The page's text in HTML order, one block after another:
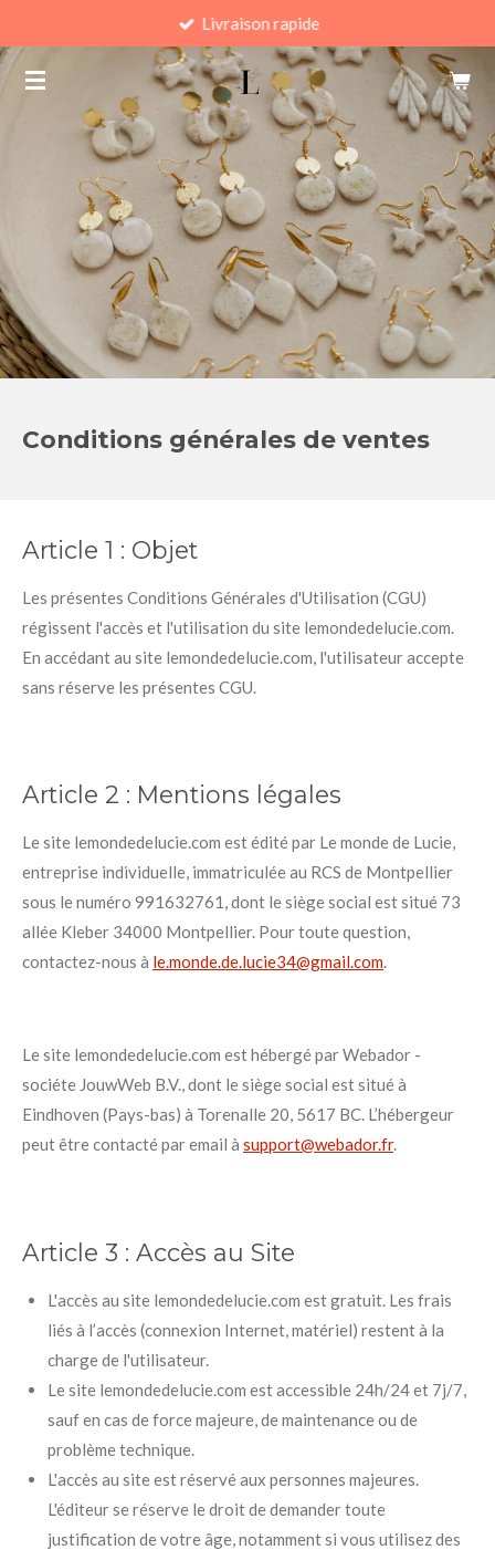
au
contenu
Livraison rapide
Conditions générales de ventes
Article 1 : Objet
Les présentes Conditions Générales d'Utilisation (CGU)
régissent l'accès et l'utilisation du site lemondedelucie.com.
En accédant au site lemondedelucie.com, l'utilisateur accepte
sans réserve les présentes CGU.
Article 2 : Mentions légales
Le site lemondedelucie.com est édité par Le monde de Lucie,
entreprise individuelle, immatriculée au RCS de Montpellier
sous le numéro 991632761, dont le siège social est situé 73
allée Kleber 34000 Montpellier. Pour toute question,
contactez-nous à le.monde.de.lucie34@gmail.com.
Le site lemondedelucie.com est hébergé par Webador -
sociéte JouwWeb B.V., dont le siège social est situé à
Eindhoven (Pays-bas) à Torenalle 20, 5617 BC. L’hébergeur
peut être contacté par email à support@webador.fr.
Article 3 : Accès au Site
L'accès au site lemondedelucie.com est gratuit. Les frais
liés à l’accès (connexion Internet, matériel) restent à la
charge de l'utilisateur.
Le site lemondedelucie.com est accessible 24h/24 et 7j/7,
sauf en cas de force majeure, de maintenance ou de
problème technique.
L'accès au site est réservé aux personnes majeures.
L'éditeur se réserve le droit de demander toute
justification de votre âge, notamment si vous utilisez des